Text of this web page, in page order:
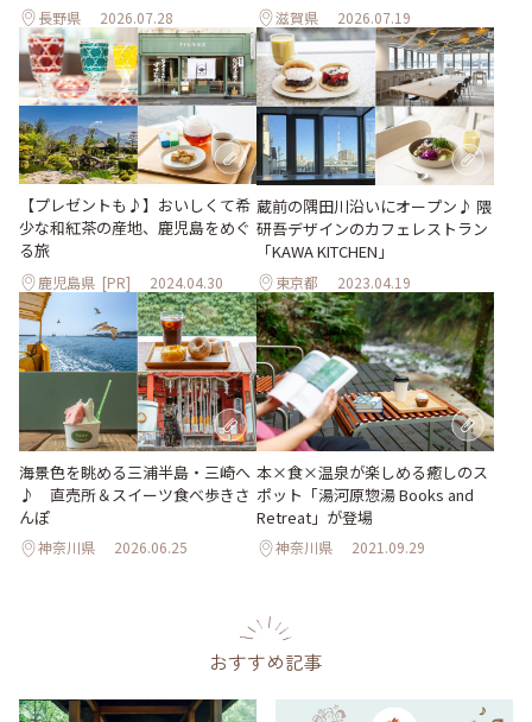
長野県 2026.07.28 滋賀県 2026.07.19
【プレゼントも♪】おいしくて希
少な和紅茶の産地、鹿児島をめぐ
る旅
鹿児島県 [PR] 2024.04.30
蔵前の隅田川沿いにオープン♪ 隈
研吾デザインのカフェレストラン
「KAWA KITCHEN」
東京都 2023.04.19
海景色を眺める三浦半島・三崎へ
♪ 直売所＆スイーツ食べ歩きさ
んぽ
神奈川県 2026.06.25
本×食×温泉が楽しめる癒しのス
ポット「湯河原惣湯 Books and
Retreat」が登場
神奈川県 2021.09.29
おすすめ記事